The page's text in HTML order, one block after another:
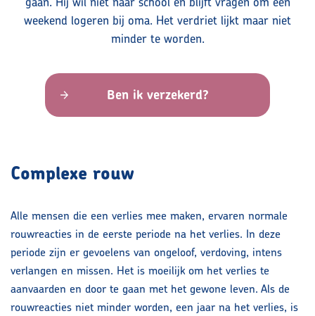
Privacyverklaring volwassenen
Aanmelden
weekend logeren bij oma. Het verdriet lijkt maar niet
minder te worden.
Ben ik verzekerd?
Complexe rouw
Alle mensen die een verlies mee maken, ervaren normale
rouwreacties in de eerste periode na het verlies. In deze
periode zijn er gevoelens van ongeloof, verdoving, intens
verlangen en missen. Het is moeilijk om het verlies te
aanvaarden en door te gaan met het gewone leven. Als de
rouwreacties niet minder worden, een jaar na het verlies, is